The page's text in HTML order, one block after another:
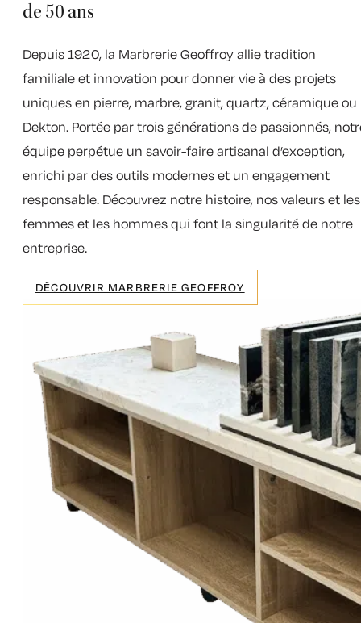
de 50 ans
Depuis 1920, la Marbrerie Geoffroy allie tradition
familiale et innovation pour donner vie à des projets
uniques en pierre, marbre, granit, quartz, céramique ou
Dekton. Portée par trois générations de passionnés,
équipe perpétue un savoir-faire artisanal d’exception,
enrichi par des outils modernes et un engagement
responsable. Découvrez notre histoire, nos valeurs et les
femmes et les hommes qui font la singularité de notre
entreprise.
DÉCOUVRIR MARBRERIE GEOFFROY